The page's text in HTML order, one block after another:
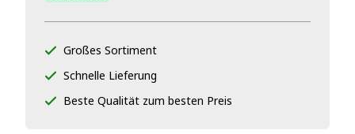
Großes Sortiment
Schnelle Lieferung
Beste Qualität zum besten Preis